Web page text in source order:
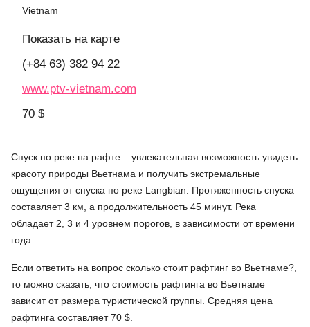
Vietnam
Показать на карте
(+84 63) 382 94 22
www.ptv-vietnam.com
70 $
Спуск по реке на рафте – увлекательная возможность увидеть
красоту природы Вьетнама и получить экстремальные
ощущения от спуска по реке Langbian. Протяженность спуска
составляет 3 км, а продолжительность 45 минут. Река
обладает 2, 3 и 4 уровнем порогов, в зависимости от времени
года.
Если ответить на вопрос сколько стоит рафтинг во Вьетнаме?,
то можно сказать, что стоимость рафтинга во Вьетнаме
зависит от размера туристической группы. Средняя цена
рафтинга составляет 70 $.